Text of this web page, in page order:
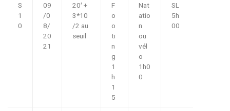
S
1
0
09
/0
8/
20
21
20′ +
3*10
/2 au
seuil
F
o
o
ti
n
g
1
h
1
5
Nat
atio
n
ou
vél
o
1h0
0
SL
5h
00